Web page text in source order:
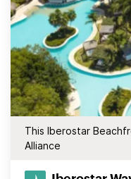
This Iberostar
Alliance